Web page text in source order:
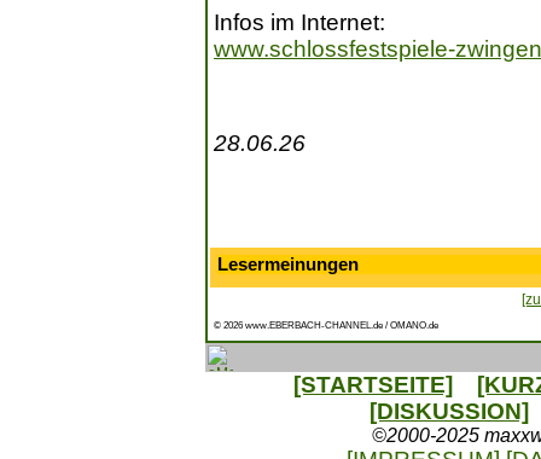
Infos im Internet:
www.schlossfestspiele-
28.06.26
Lesermeinungen
© 2026 www.EBERBACH-CHANNEL.de / OMANO.de
[STARTSEITE]
[DISKUSSION]
©2000-2025